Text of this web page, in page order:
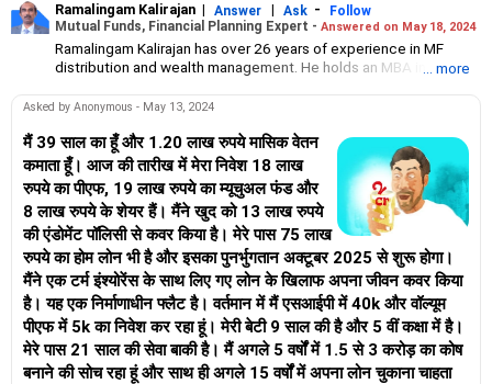
Ramalingam Kalirajan | Answer | Ask -
Follow
Mutual Funds, Financial Planning Expert - Answered on May 18, 2024
Ramalingam Kalirajan has over 26 years of experience in MF
distribution and wealth management. He holds an MBA in Finance
Planner) credentialed professional. He is the Director of Holistic
Distribution (ARN-4188) and APMI-registered PMS Distribution
firm (APRN07386), helping clients build long-term wealth
through mutual funds and other investment solutions.
... more
Asked by Anonymous - May 13, 2024
मैं 39 साल का हूँ और 1.20 लाख रुपये मासिक वेतन
कमाता हूँ। आज की तारीख में मेरा निवेश 18 लाख
रुपये का पीएफ, 19 लाख रुपये का म्यूचुअल फंड और
8 लाख रुपये के शेयर हैं। मैंने खुद को 13 लाख रुपये
की एंडोमेंट पॉलिसी से कवर किया है। मेरे पास 75 लाख
रुपये का होम लोन भी है और इसका पुनर्भुगतान अक्टूबर 2025 से शुरू होगा।
मैंने एक टर्म इंश्योरेंस के साथ लिए गए लोन के खिलाफ अपना जीवन कवर किया
है। यह एक निर्माणाधीन फ्लैट है। वर्तमान में मैं एसआईपी में 40k और वॉल्यूम
पीएफ में 5k का निवेश कर रहा हूं। मेरी बेटी 9 साल की है और 5 वीं कक्षा में है।
मेरे पास 21 साल की सेवा बाकी है। मैं अगले 5 वर्षों में 1.5 से 3 करोड़ का कोष
बनाने की सोच रहा हूं और साथ ही अगले 15 वर्षों में अपना लोन चुकाना चाहता